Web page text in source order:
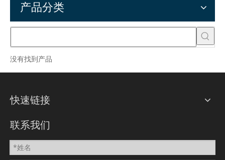
产品分类
没有找到产品
快速链接
联系我们